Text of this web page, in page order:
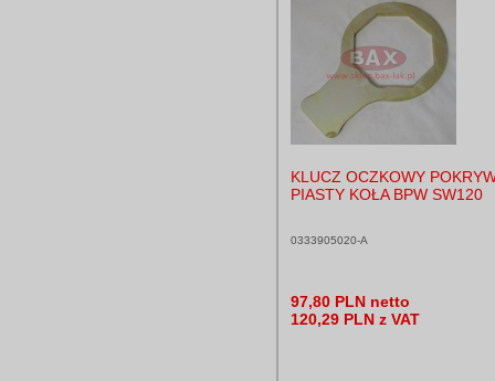
KLUCZ OCZKOWY
PIASTY KOŁA BPW SW120
0333905020-A
97,80 PLN netto
120,29 PLN z VAT